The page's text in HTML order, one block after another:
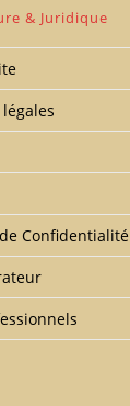
& Juridique
Confidentialité